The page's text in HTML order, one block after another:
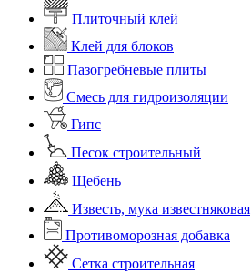
Плиточный клей
Клей для блоков
Пазогребневые плиты
Смесь для гидроизоляции
Гипс
Песок строительный
Щебень
Известь, мука известняковая
Противоморозная добавка
Сетка строительная